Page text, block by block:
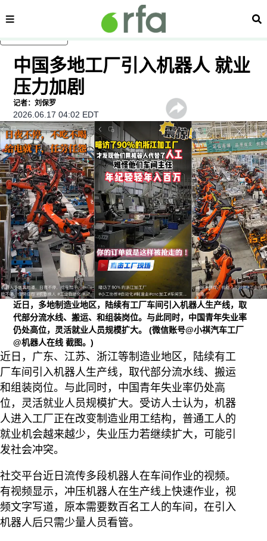
内容分类 搜
中国多地工厂引入机器人 就业
压力加剧
记者：刘保罗
2026.06.17 04:02 EDT
近日，多地制造业地区，陆续有工厂车间引入机器人生产线，取
代部分流水线、搬运、和组装岗位。与此同时，中国青年失业率
仍处高位，灵活就业人员规模扩大。(微信账号@小祺汽车工厂
@机器人在线 截图。)
近日，广东、江苏、浙江等制造业地区，陆续有工
厂车间引入机器人生产线，取代部分流水线、搬运
和组装岗位。与此同时，中国青年失业率仍处高
位，灵活就业人员规模扩大。受访人士认为，机器
人进入工厂正在改变制造业用工结构，普通工人的
就业机会越来越少，失业压力若继续扩大，可能引
发社会冲突。
社交平台近日流传多段机器人在车间作业的视频。
有视频显示，冲压机器人在生产线上快速作业，视
频文字写道，原本需要数百名工人的车间，在引入
机器人后只需少量人员看管。